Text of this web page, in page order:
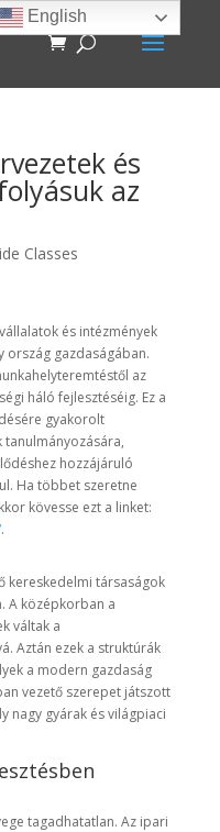
és
az
Classes
és intézmények
ország gazdaságában.
az
háló fejlesztéséig. Ez a
gyakorolt
tanulmányozására,
hozzájáruló
Ha többet szeretne
kövesse ezt a linket:
.
kereskedelmi társaságok
A középkorban a
váltak a
Aztán ezek a struktúrák
a modern gazdaság
vezető szerepet játszott
nagy gyárak és világpiaci
tagadhatatlan. Az ipari
English